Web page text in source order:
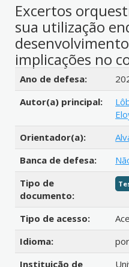
Excertos
sua utilização
implicações no
Detalhes bibliográficos
Ano de defesa:
Autor(a) principal:
Orientador(a):
Banca de defesa:
Tipo de
documento:
Tipo de acesso:
Idioma:
por
Instituição de